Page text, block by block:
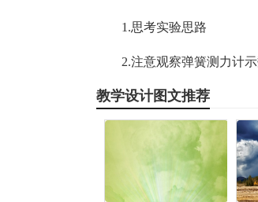
1.思考实验思路
2.注意观察弹簧测力计
教学设计图文推荐